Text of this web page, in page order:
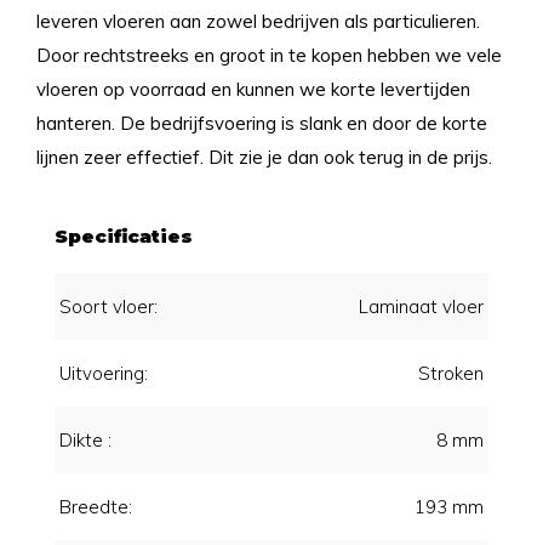
leveren vloeren aan zowel bedrijven als particulieren.
Door rechtstreeks en groot in te kopen hebben we vele
vloeren op voorraad en kunnen we korte levertijden
hanteren. De bedrijfsvoering is slank en door de korte
lijnen zeer effectief. Dit zie je dan ook terug in de prijs.
Specificaties
Soort vloer: Laminaat vloer
Uitvoering: Stroken
Dikte : 8 mm
Breedte: 193 mm